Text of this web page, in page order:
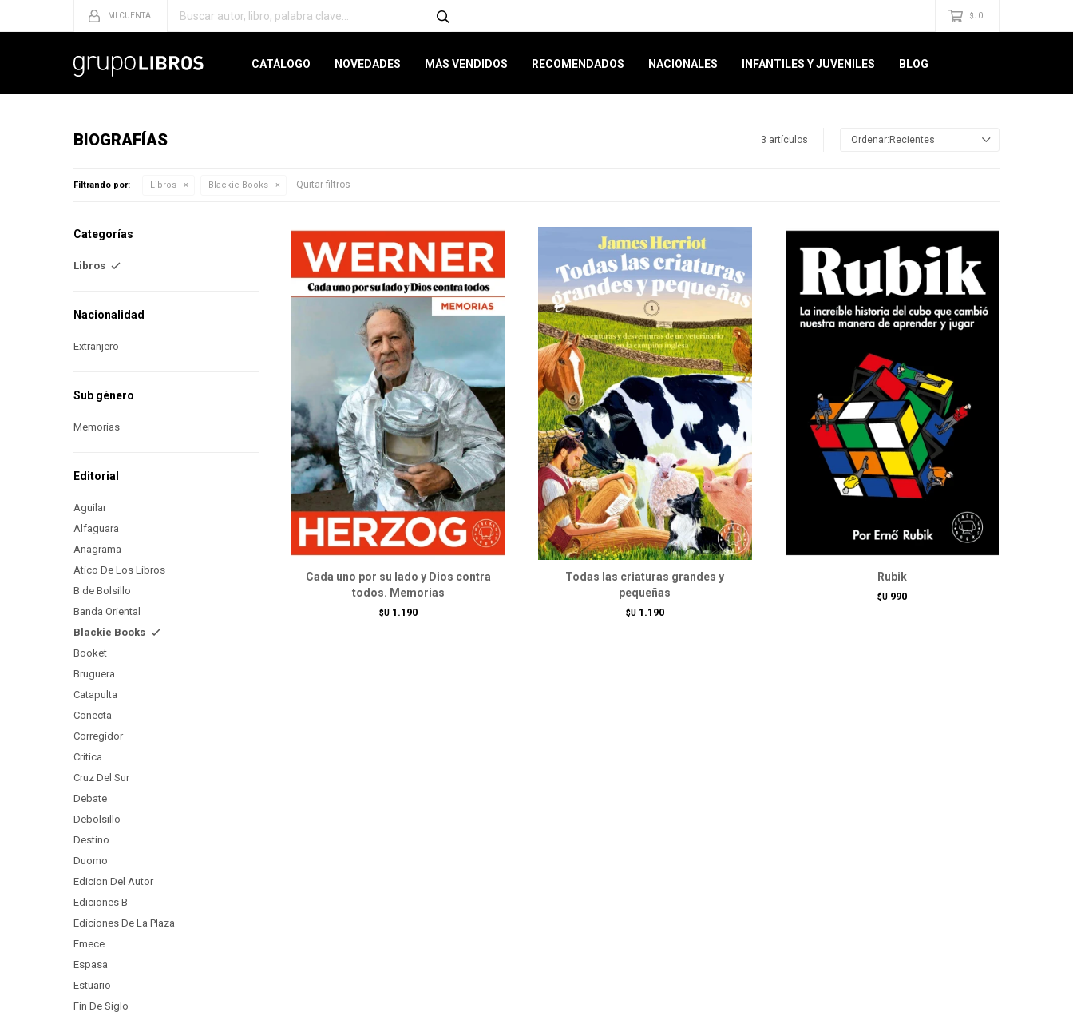
CATÁLOGO NOVEDADES MÁS VENDIDOS RECOMENDADOS NACIONALES INFANTILES Y JUVENILES BLOG
$U 0
BIOGRAFÍAS 3 artículos Recientes
Filtrando por: Libros Blackie Books Quitar filtros
Cada uno por su lado y Dios contra
todos. Memorias
$U 1.190
Todas las criaturas grandes y
pequeñas
$U 1.190
Rubik
$U 990
Categorías
Libros
Nacionalidad
Extranjero
Sub género
Memorias
Editorial
Aguilar
Alfaguara
Anagrama
Atico De Los Libros
B de Bolsillo
Banda Oriental
Blackie Books
Booket
Bruguera
Catapulta
Conecta
Corregidor
Critica
Cruz Del Sur
Debate
Debolsillo
Destino
Duomo
Edicion Del Autor
Ediciones B
Ediciones De La Plaza
Emece
Espasa
Estuario
Fin De Siglo